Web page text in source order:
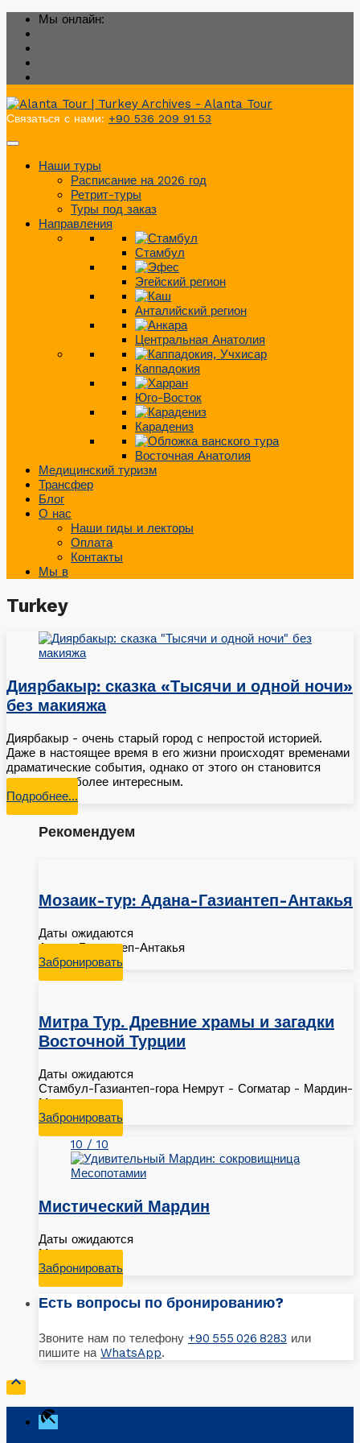
Мы онлайн:
Связаться с нами: +90 536 209 91 53
Наши туры
Расписание на 2026 год
Ретрит-туры
Туры под заказ
Направления
Стамбул
Эгейский регион
Анталийский регион
Центральная Анатолия
Каппадокия
Юго-Восток
Карадениз
Восточная Анатолия
Медицинский туризм
Трансфер
Блог
О нас
Наши гиды и лекторы
Оплата
Контакты
Мы в
Turkey
Диярбакыр: сказка «Тысячи и одной ночи»
без макияжа
Диярбакыр - очень старый город с непростой историей.
Даже в настоящее время в его жизни происходят временами
драматические события, однако от этого он становится
только еще более интересным.
Подробнее…
Рекомендуем
Мозаик-тур: Адана-Газиантеп-Антакья
Даты ожидаются
Адана-Газиантеп-Антакья
Забронировать
Митра Тур. Древние храмы и загадки
Восточной Турции
Даты ожидаются
Стамбул-Газиантеп-гора Немрут - Согматар - Мардин-
Мидьят
Забронировать
10 / 10
Мистический Мардин
Даты ожидаются
Мардин
Забронировать
Есть вопросы по бронированию?
Звоните нам по телефону +90 555 026 8283 или
пишите на WhatsApp.

beach_access